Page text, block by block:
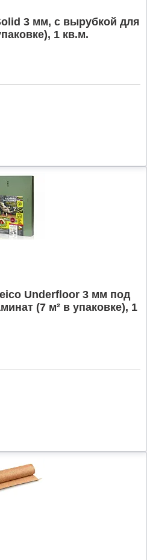
3 мм, с вырубкой для
1 кв.м.
Underfloor 3 мм под
(7 м² в упаковке), 1